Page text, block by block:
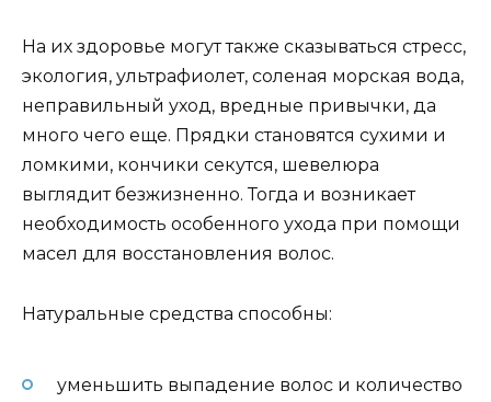
На их здоровье могут также сказываться стресс,
экология, ультрафиолет, соленая морская вода,
неправильный уход, вредные привычки, да
много чего еще. Прядки становятся сухими и
ломкими, кончики секутся, шевелюра
выглядит безжизненно. Тогда и возникает
необходимость особенного ухода при помощи
масел для восстановления волос.
Натуральные средства способны:
уменьшить выпадение волос и количество